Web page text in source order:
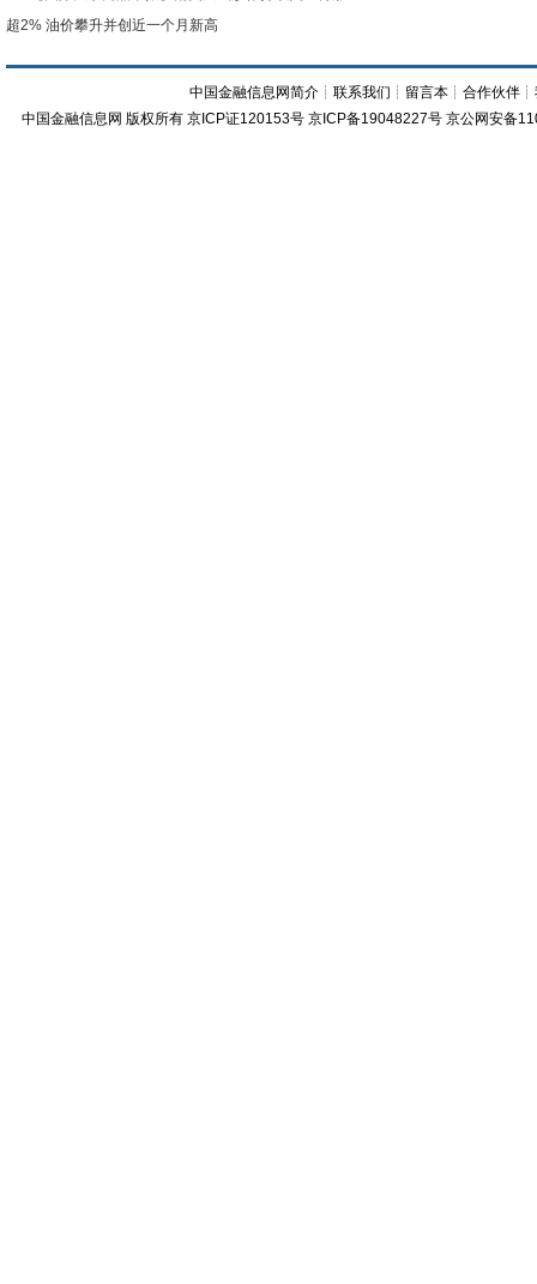
超2% 油价攀升并创近一个月新高
中国金融信息网简介 ┊联系我们 ┊ 留言本 ┊合作伙伴 ┊
中国金融信息网 版权所有 京ICP证120153号 京ICP备19048227号 京公网安备